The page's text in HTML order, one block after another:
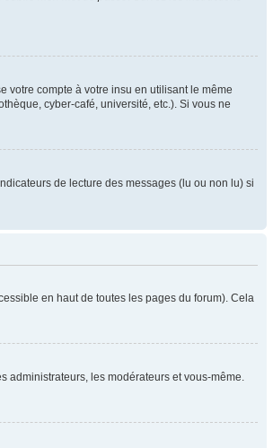
votre compte à votre insu en utilisant le même
cyber-café, université, etc.). Si vous ne
de lecture des messages (lu ou non lu) si
en haut de toutes les pages du forum). Cela
administrateurs, les modérateurs et vous-même.